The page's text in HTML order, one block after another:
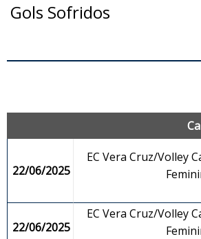
Gols Sofridos
22/06/2025
EC Vera Cruz/Volley
22/06/2025
EC Vera Cruz/Volley